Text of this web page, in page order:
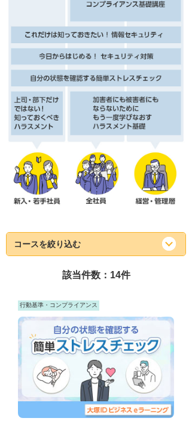
コースを絞り込む
該当件数： 14件
行動基準・コンプライアンス